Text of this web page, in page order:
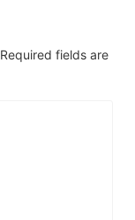
Required fields are